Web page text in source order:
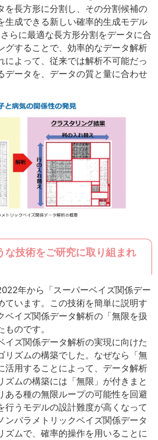
を長方形に分割し、その分割候補の
生成できる新しい確率的生成モデル
らに最適な長方形分割をデータに合
グすることで、効率的なデータ解析
によって、従来では解析不可能だっ
データを、データの質と量に合わせ
技術をご研究に取り組まれ
年から「スーパーベイズ関係デー
ています。この技術を簡単に説明す
ベイズ関係データ解析の「無限を扱
のです。
イズ関係データ解析の実現に向けた
リズムの構築でした。なぜなら「無
活用することによって、データ解析
ズムの構築には「無限」が付きまと
ある種の無限ループの可能性を回避
行うモデルの設計難度が高くなって
ンパラメトリックベイズ関係データ
ズムで、確率的操作を用いることに